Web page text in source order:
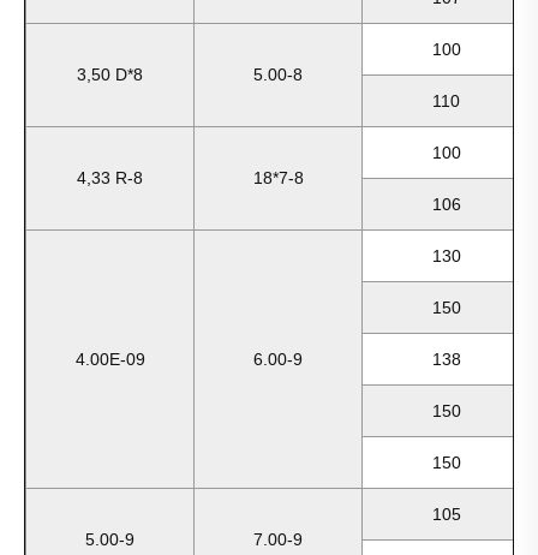
3,50 D*8 5.00-8
100
110
4,33 R-8 18*7-8
100
106
4.00E-09 6.00-9
130
150
138
150
150
5.00-9 7.00-9
105